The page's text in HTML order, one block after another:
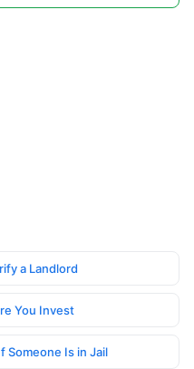
a Landlord
You Invest
Someone Is in Jail